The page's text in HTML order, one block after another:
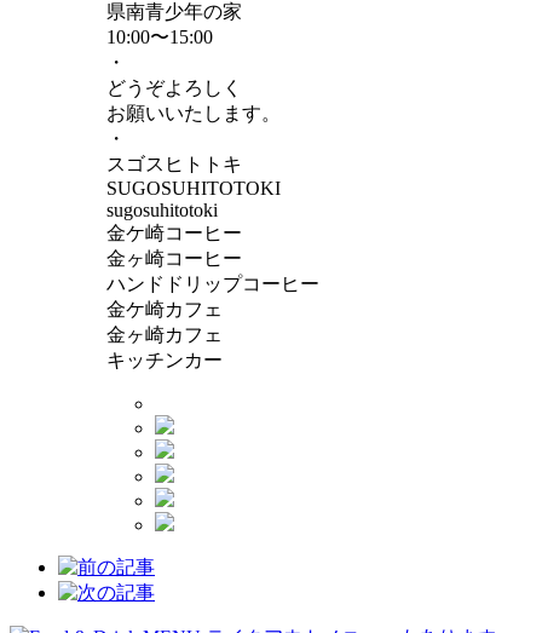
県南青少年の家
10:00〜15:00
・
どうぞよろしく
お願いいたします。
・
スゴスヒトトキ
SUGOSUHITOTOKI
sugosuhitotoki
金ケ崎コーヒー
金ヶ崎コーヒー
ハンドドリップコーヒー
金ケ崎カフェ
金ヶ崎カフェ
キッチンカー